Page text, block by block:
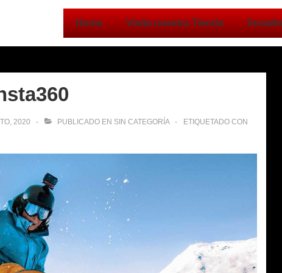
Navegación
Home Visita nuestra Tienda
2020 PUBLICADO EN SIN CATEGORÍA
ETIQUETADO CON